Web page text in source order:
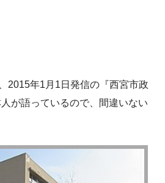
2015年1月1日発信の『西宮市政
が語っているので、間違いない